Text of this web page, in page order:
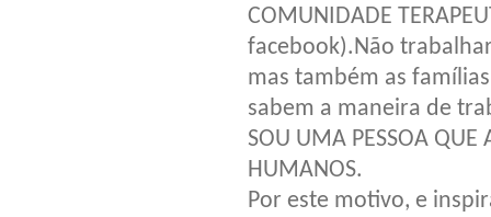
COMUNIDADE
facebook).Não
mas também as
sabem a maneira de
SOU UMA PESSOA QUE
HUMANOS.
Por este motivo, e